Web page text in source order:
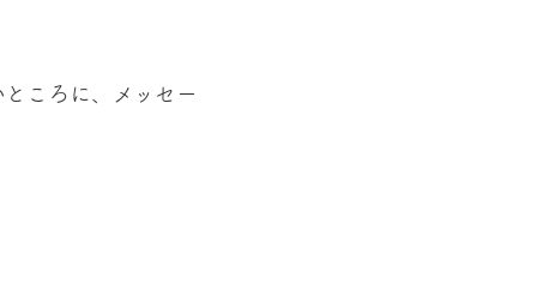
ころに、メッセー